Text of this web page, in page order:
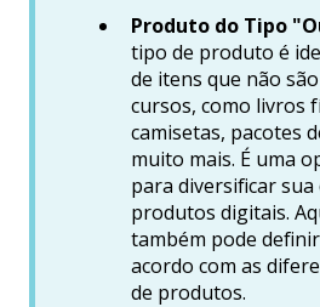
Produto do Tipo
tipo de produto é
de itens que não
cursos, como livros
camisetas, pacotes
muito mais. É uma
para diversificar
produtos digitais.
também pode
acordo com as
de produtos.